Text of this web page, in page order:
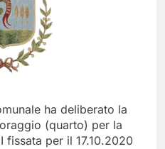
4.0 si rinnova: scopri
del blog dedicato
nostro paese
Webcam Live per il
Savignano Irpino!
l’11 ottobre:
sui cellulari anche a
ha deliberato la
(quarto) per la
fissata per il 17.10.2020